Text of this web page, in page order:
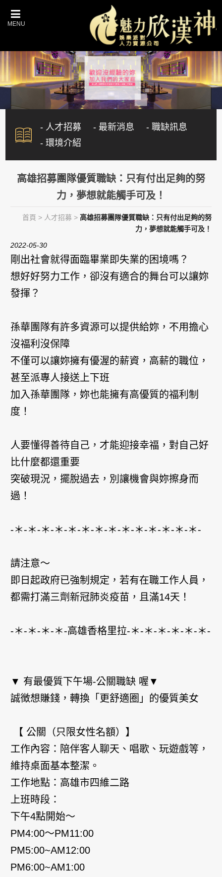
- 人才招募 - 最新消息
- 職缺訊息
- 環境介紹
高雄招募團隊優質職缺：只有付出足夠的努
力，夢想就能觸手可及！
首頁 > 人才招募> 高雄招募團隊優質職缺：只有付出足夠的努
力，夢想就能觸手可及！
2022-05-30
剛出社會就得面臨畢業即失業的困境嗎？
想好好努力工作，卻沒有適合的舞台可以讓妳
發揮？
孫華團隊有許多資源可以提供給妳，不用擔心
沒福利沒保障
不僅可以讓妳擁有優渥的薪資，高薪的職位，
甚至派專人接送上下班
加入孫華團隊，妳也能擁有高優質的福利制
度！
人要懂得善待自己，才能迎接幸福，對自己好
比什麼都還重要
突破現況，擺脫過去，別讓機會與妳擦身而
過！
-＊-＊-＊-＊-＊-＊-＊-＊-＊-＊-＊-＊-＊-＊-
請注意～
即日起政府已強制規定，若有在職工作人員，
都需打滿三劑新冠肺炎疫苗，且滿14天！
-＊-＊-＊-＊-高雄香格里拉-＊-＊-＊-＊-＊-＊-
▼ 有最優質下午場-公關職缺 喔▼
誠徴想賺錢，轉換「更舒適圈」的優質美女
【 公關（只限女性名額）】
工作內容：陪伴客人聊天、唱歌、玩遊戲等，
維持桌面基本整潔。
工作地點：高雄市四維二路
上班時段：
下午4點開始～
PM4:00～PM11:00
PM5:00~AM12:00
PM6:00~AM1:00